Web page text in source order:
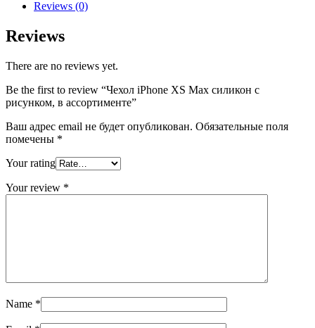
рисунком,
в
quantity
Reviews (0)
Reviews
There are no reviews yet.
Be the first to review “Чехол iPhone XS Max силикон с
рисунком, в ассортименте”
Ваш адрес email не будет опубликован. Обязательные поля
помечены *
Your rating
Your review *
Name *